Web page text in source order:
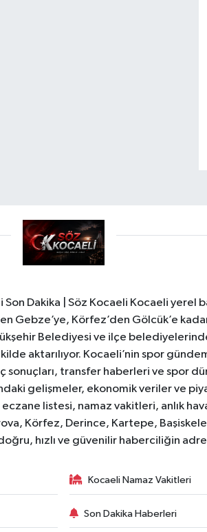
Dakika | Söz Kocaeli Kocaeli yerel
Gebze’ye, Körfez’den Gölcük’e
Belediyesi ve ilçe
aktarılıyor. Kocaeli’nin spor
transfer haberleri ve spor
gelişmeler, ekonomik veriler ve
listesi, namaz vakitleri, anlık
Körfez, Derince, Kartepe,
hızlı ve güvenilir haberciliğin
Kocaeli Namaz Vakitleri
Son Dakika Haberleri